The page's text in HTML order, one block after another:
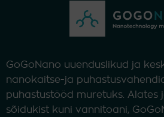
GoGoNano uuenduslikud ja
nanokaitse-ja
puhastustööd muretuks. Alates
sõidukist kuni vannitoani,